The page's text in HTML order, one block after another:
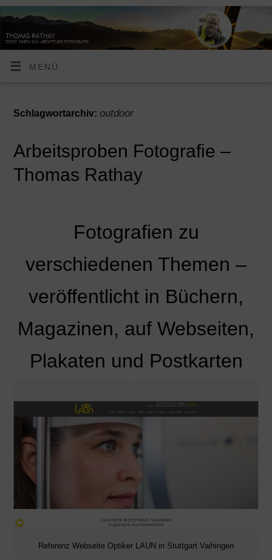
MENÜ
Schlagwortarchiv: outdoor
Arbeitsproben Fotografie –
Thomas Rathay
Fotografien zu
verschiedenen Themen –
veröffentlicht in Büchern,
Magazinen, auf Webseiten,
Plakaten und Postkarten
Referenz Webseite Optiker LAUN in Stuttgart Vaihingen